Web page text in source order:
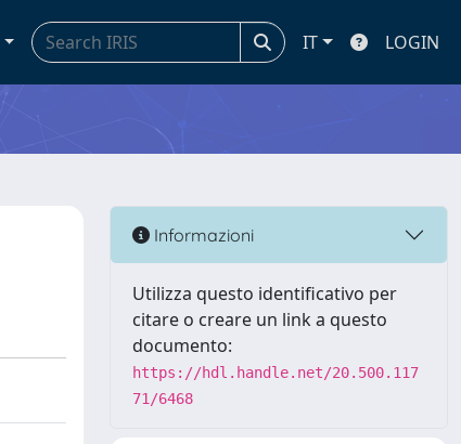
IT LOGIN
Informazioni
Utilizza questo identificativo per
citare o creare un link a questo
documento:
https://hdl.handle.net/20.500.117
71/6468